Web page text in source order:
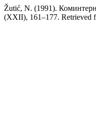
Žutić, N. (1991).
(XXII), 161–177. Retrieved